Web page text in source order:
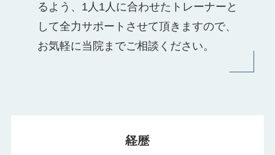
るよう、1人1人に合わせたトレーナーと
して全力サポートさせて頂きますので、
お気軽に当院までご相談ください。
経歴